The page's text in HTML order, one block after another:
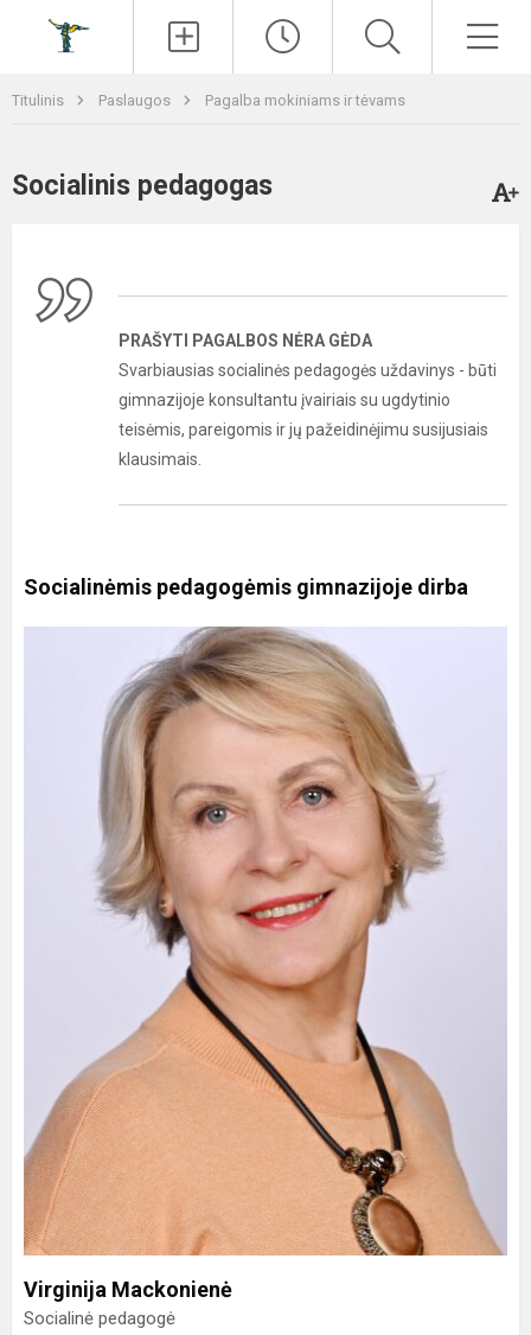
Titulinis Paslaugos Pagalba mokiniams ir tėvams
Socialinis pedagogas
PRAŠYTI PAGALBOS NĖRA GĖDA
Svarbiausias socialinės pedagogės uždavinys - būti
gimnazijoje konsultantu įvairiais su ugdytinio
teisėmis, pareigomis ir jų pažeidinėjimu susijusiais
klausimais.
Socialinėmis pedagogėmis gimnazijoje dirba
Virginija Mackonienė
Socialinė pedagogė